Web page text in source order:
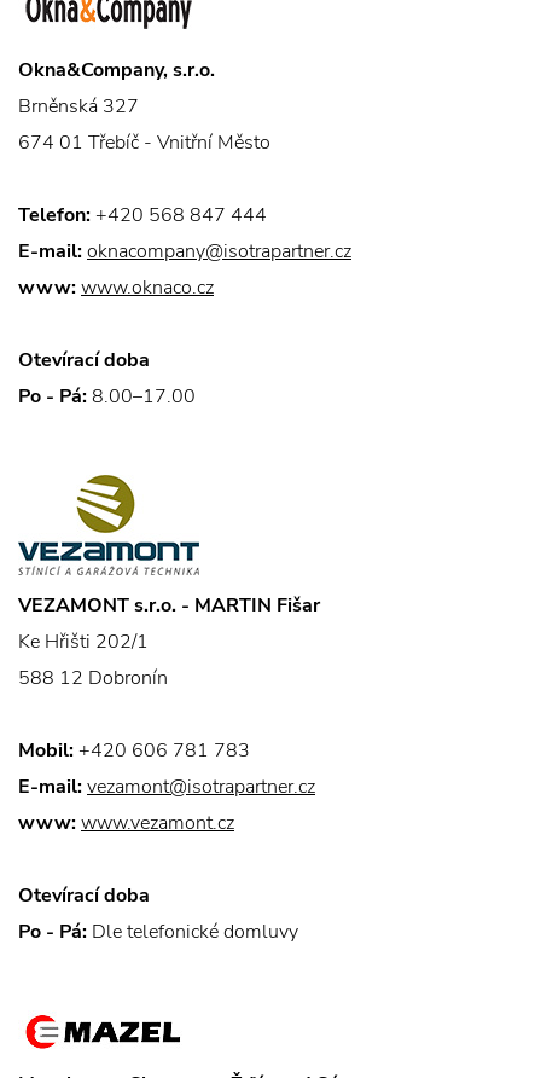
Okna&Company, s.r.o.
Brněnská 327
674 01 Třebíč - Vnitřní Město
Telefon: +420 568 847 444
E-mail:oknacompany@isotrapartner.cz
www:www.oknaco.cz
Otevírací doba
Po - Pá:8.00–17.00
VEZAMONT s.r.o. - MARTIN Fišar
Ke Hřišti 202/1
588 12 Dobronín
Mobil: +420 606 781 783
E-mail:vezamont@isotrapartner.cz
www:www.vezamont.cz
Otevírací doba
Po - Pá: Dle telefonické domluvy